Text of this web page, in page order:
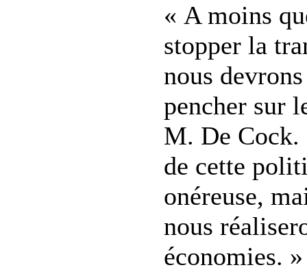
« A moins
stopper la
nous
pencher sur
M. De
de cette
onéreuse,
nous
économies. »